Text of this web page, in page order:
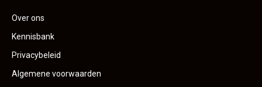
Over ons
Kennisbank
Privacybeleid
Algemene voorwaarden